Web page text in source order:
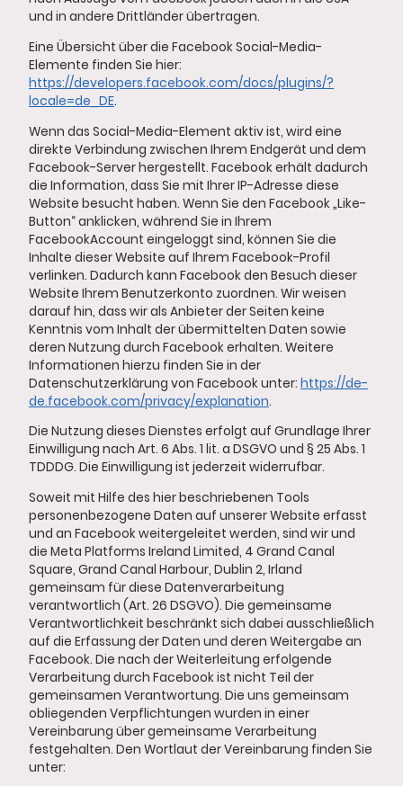
und in andere Drittländer übertragen.
Eine Übersicht über die Facebook Social-Media-
Elemente finden Sie hier:
https://developers.facebook.com/docs/plugins/?
locale=de_DE.
Wenn das Social-Media-Element aktiv ist, wird eine
direkte Verbindung zwischen Ihrem Endgerät und dem
Facebook-Server hergestellt. Facebook erhält dadurch
die Information, dass Sie mit Ihrer IP-Adresse diese
Website besucht haben. Wenn Sie den Facebook „Like-
Button“ anklicken, während Sie in Ihrem
FacebookAccount eingeloggt sind, können Sie die
Inhalte dieser Website auf Ihrem Facebook-Profil
verlinken. Dadurch kann Facebook den Besuch dieser
Website Ihrem Benutzerkonto zuordnen. Wir weisen
darauf hin, dass wir als Anbieter der Seiten keine
Kenntnis vom Inhalt der übermittelten Daten sowie
deren Nutzung durch Facebook erhalten. Weitere
Informationen hierzu finden Sie in der
Datenschutzerklärung von Facebook unter: https://de-
de.facebook.com/privacy/explanation.
Die Nutzung dieses Dienstes erfolgt auf Grundlage Ihrer
Einwilligung nach Art. 6 Abs. 1 lit. a DSGVO und § 25 Abs. 1
TDDDG. Die Einwilligung ist jederzeit widerrufbar.
Soweit mit Hilfe des hier beschriebenen Tools
personenbezogene Daten auf unserer Website erfasst
und an Facebook weitergeleitet werden, sind wir und
die Meta Platforms Ireland Limited, 4 Grand Canal
Square, Grand Canal Harbour, Dublin 2, Irland
gemeinsam für diese Datenverarbeitung
verantwortlich (Art. 26 DSGVO). Die gemeinsame
Verantwortlichkeit beschränkt sich dabei ausschließlich
auf die Erfassung der Daten und deren Weitergabe an
Facebook. Die nach der Weiterleitung erfolgende
Verarbeitung durch Facebook ist nicht Teil der
gemeinsamen Verantwortung. Die uns gemeinsam
obliegenden Verpflichtungen wurden in einer
Vereinbarung über gemeinsame Verarbeitung
festgehalten. Den Wortlaut der Vereinbarung finden Sie
unter: